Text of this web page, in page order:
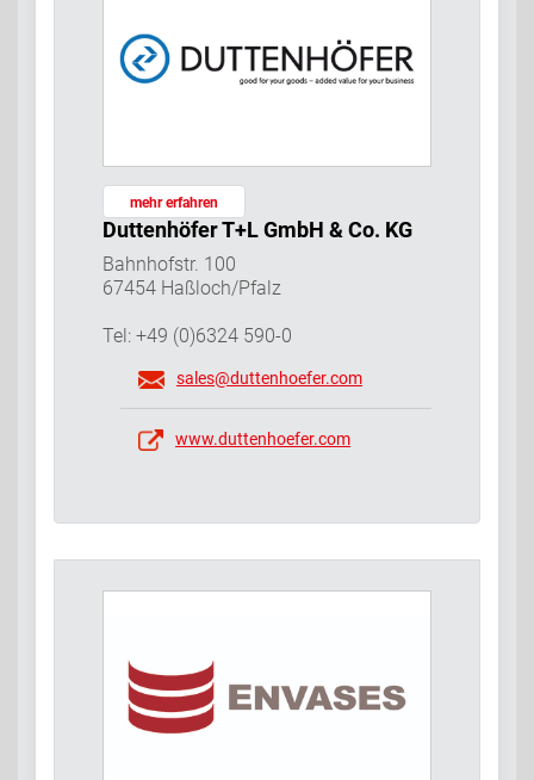
mehr erfahren
Duttenhöfer T+L GmbH & Co. KG
Bahnhofstr. 100
67454 Haßloch/Pfalz
Tel: +49 (0)6324 590-0
sales@duttenhoefer.com
www.duttenhoefer.com